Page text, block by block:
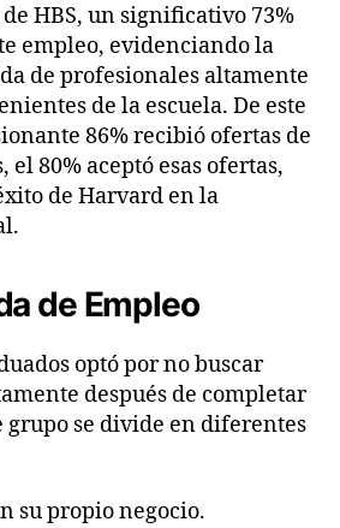
HBS, un significativo 73%
empleo, evidenciando la
de profesionales altamente
de la escuela. De este
86% recibió ofertas de
el 80% aceptó esas ofertas,
de Harvard en la
de Empleo
optó por no buscar
después de completar
grupo se divide en diferentes
su propio negocio.